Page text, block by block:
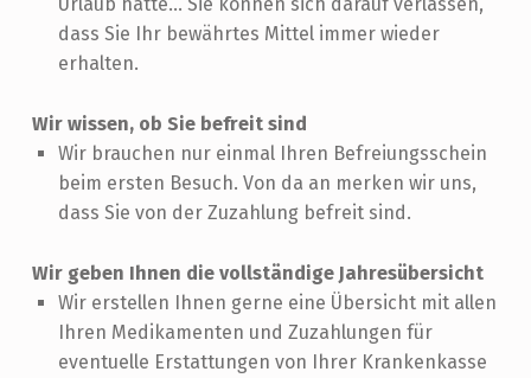
dass Sie Ihr bewährtes Mittel immer wieder
erhalten.
Wir wissen, ob Sie befreit sind
Wir brauchen nur einmal Ihren Befreiungsschein
beim ersten Besuch. Von da an merken wir uns,
dass Sie von der Zuzahlung befreit sind.
Wir geben Ihnen die vollständige Jahresübersicht
Wir erstellen Ihnen gerne eine Übersicht mit allen
Ihren Medikamenten und Zuzahlungen für
eventuelle Erstattungen von Ihrer Krankenkasse